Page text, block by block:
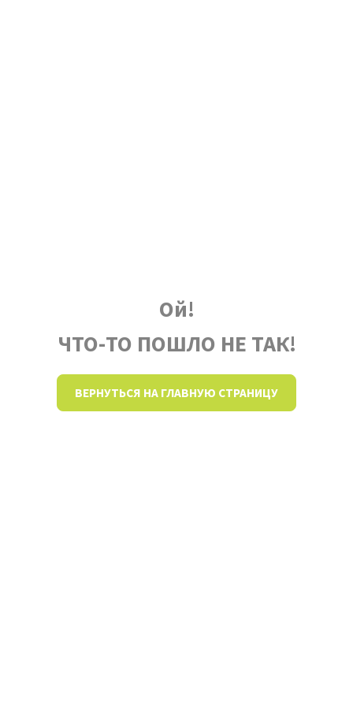
Ой!
ЧТО-ТО ПОШЛО НЕ ТАК!
ВЕРНУТЬСЯ НА ГЛАВНУЮ СТРАНИЦУ